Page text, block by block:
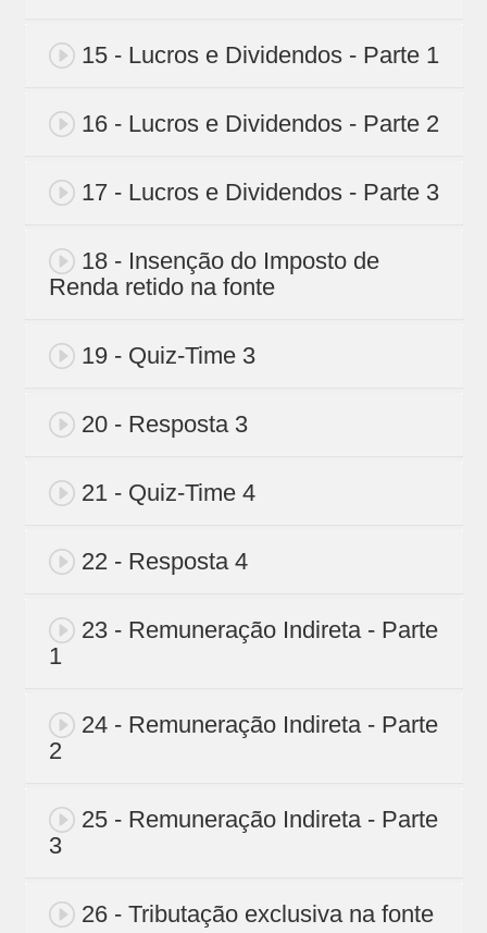
15 - Lucros e Dividendos - Parte 1
16 - Lucros e Dividendos - Parte 2
17 - Lucros e Dividendos - Parte 3
18 - Insenção do Imposto de
Renda retido na fonte
19 - Quiz-Time 3
20 - Resposta 3
21 - Quiz-Time 4
22 - Resposta 4
23 - Remuneração Indireta - Parte
1
24 - Remuneração Indireta - Parte
2
25 - Remuneração Indireta - Parte
3
26 - Tributação exclusiva na fonte